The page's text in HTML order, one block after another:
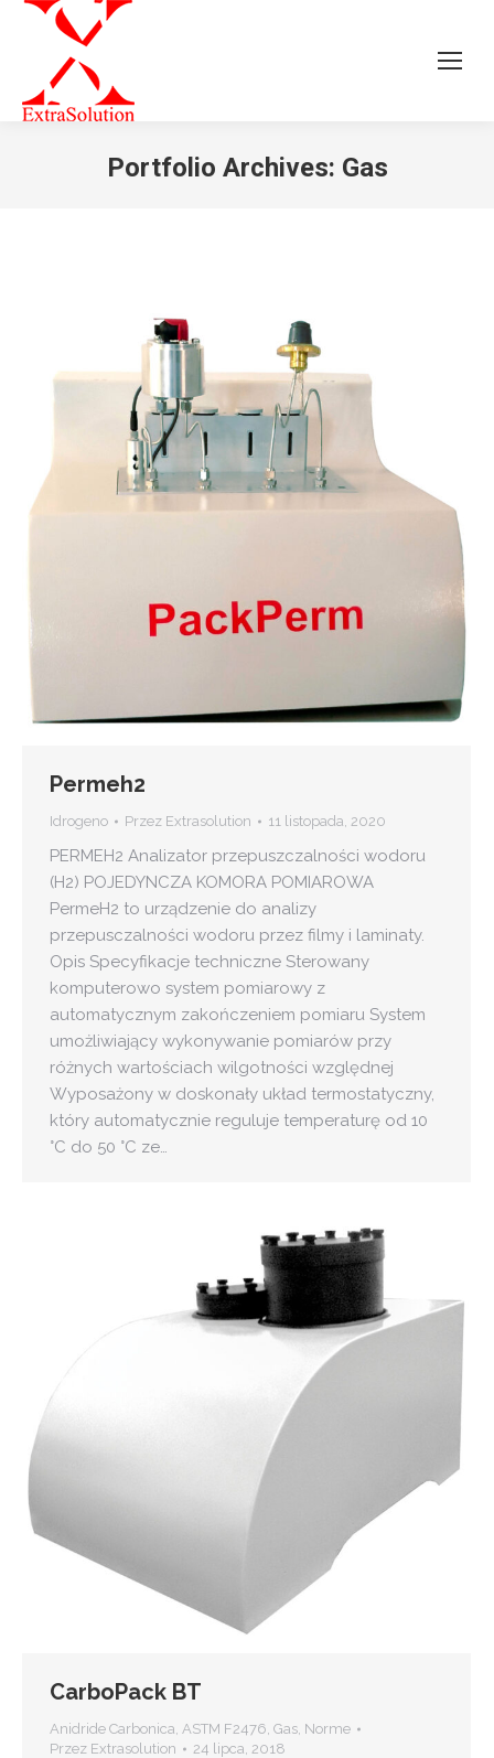
Portfolio Archives: Gas
Permeh2
Idrogeno Przez Extrasolution 11 listopada, 2020
PERMEH2 Analizator przepuszczalności wodoru
(H2) POJEDYNCZA KOMORA POMIAROWA
PermeH2 to urządzenie do analizy
przepusczalności wodoru przez filmy i laminaty.
Opis Specyfikacje techniczne Sterowany
komputerowo system pomiarowy z
automatycznym zakończeniem pomiaru System
umożliwiający wykonywanie pomiarów przy
różnych wartościach wilgotności względnej
Wyposażony w doskonały układ termostatyczny,
który automatycznie reguluje temperaturę od 10
°C do 50 °C ze…
CarboPack BT
Anidride Carbonica, ASTM F2476, Gas, Norme
Przez Extrasolution 24 lipca, 2018